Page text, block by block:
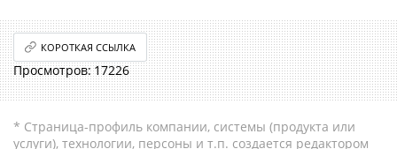
КОРОТКАЯ ССЫЛКА
17226
* Страница-профиль компании, системы (продукта или
услуги), технологии, персоны и т.п. создается редактором